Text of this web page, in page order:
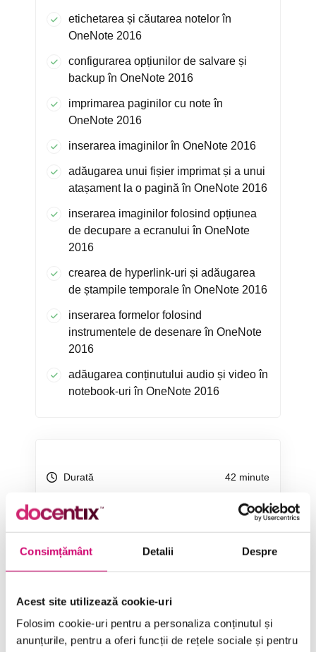
Consimțământ Detalii Despre
Acest site utilizează cookie-uri
Folosim cookie-uri pentru a personaliza conținutul și
anunțurile, pentru a oferi funcții de rețele sociale și pentru
etichetarea și căutarea notelor în
OneNote 2016
configurarea opțiunilor de salvare și
backup în OneNote 2016
imprimarea paginilor cu note în
OneNote 2016
inserarea imaginilor în OneNote 2016
adăugarea unui fișier imprimat și a unui
atașament la o pagină în OneNote 2016
inserarea imaginilor folosind opțiunea
de decupare a ecranului în OneNote
2016
crearea de hyperlink-uri și adăugarea
de ștampile temporale în OneNote 2016
inserarea formelor folosind
instrumentele de desenare în OneNote
2016
adăugarea conținutului audio și video în
notebook-uri în OneNote 2016
Durată 42 minute
Categorie OneNote 2016